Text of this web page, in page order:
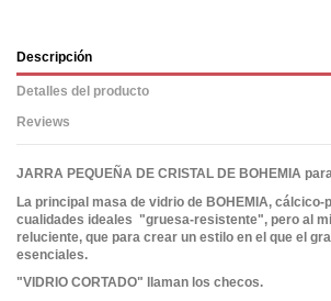
Descripción
Detalles del producto
Reviews
JARRA PEQUEÑA DE CRISTAL DE BOHEMIA
La principal masa de vidrio de BOHEMIA, cálcico-
cualidades ideales "gruesa-resistente", pero al
reluciente, que para crear un estilo en el que el
esenciales.
"VIDRIO CORTADO" llaman los checos.